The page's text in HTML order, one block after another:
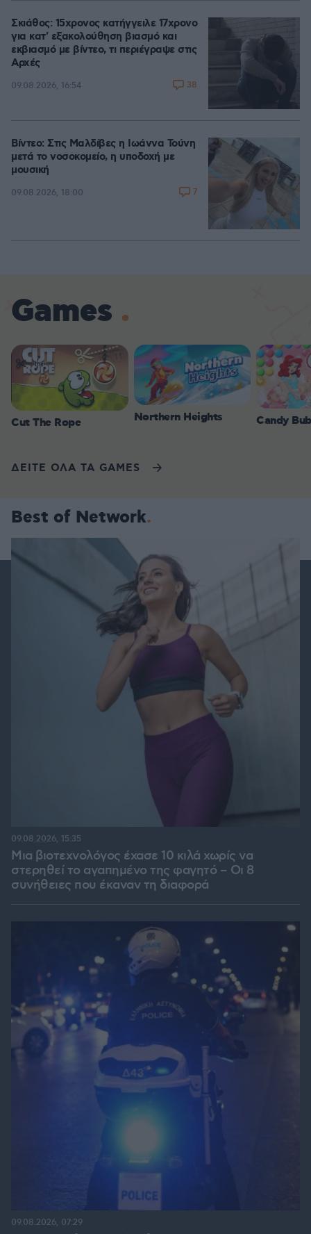
Σκιάθος: 15χρονος κατήγγειλε 17χρονο
για κατ' εξακολούθηση βιασμό και
εκβιασμό με βίντεο, τι περιέγραψε στις
Αρχές
09.08.2026, 16:54 38
Βίντεο: Στις Μαλδίβες η Ιωάννα Τούνη
μετά το νοσοκομείο, η υποδοχή με
μουσική
09.08.2026, 18:00 7
Games
Cut The Rope Northern Heights Candy
ΔΕΙΤΕ ΟΛΑ ΤΑ GAMES
Best of Network
Μια βιοτεχνολόγος έχασε 10 κιλά χωρίς να
στερηθεί το αγαπημένο της φαγητό – Οι 8
συνήθειες που έκαναν τη διαφορά
09.08.2026, 15:35
09.08.2026, 07:29